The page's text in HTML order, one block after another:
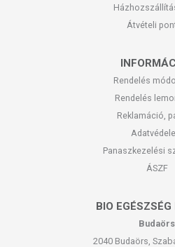
Átvételi
Rendelés
Rendelés
Reklamáció,
Panaszkezelési
ÁSZF
BIO EGÉSZSÉG
Budaörs
2040 Budaörs,